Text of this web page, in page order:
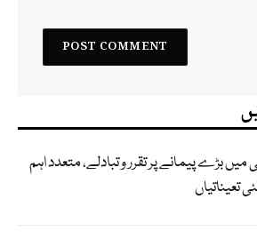
میں بڑے پیمانے پر تقرر و تبادلے، متعدد اہم
تعیناتیاں